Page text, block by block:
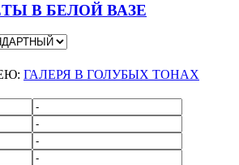
В БЕЛОЙ ВАЗЕ
ГАЛЕРЯ В ГОЛУБЫХ ТОНАХ